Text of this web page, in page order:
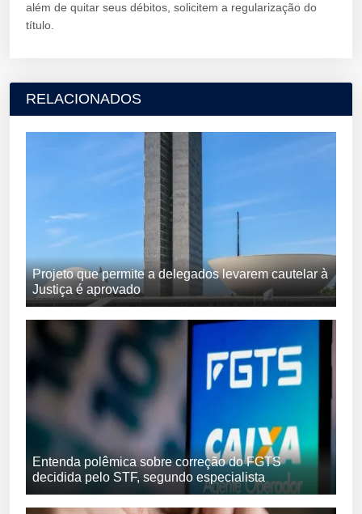
além de quitar seus débitos, solicitem a regularização do
título.
RELACIONADOS
Projeto que permite a delegados levarem cautelar à
Justiça é aprovado
Entenda polêmica sobre correção do FGTS
decidida pelo STF, segundo especialista